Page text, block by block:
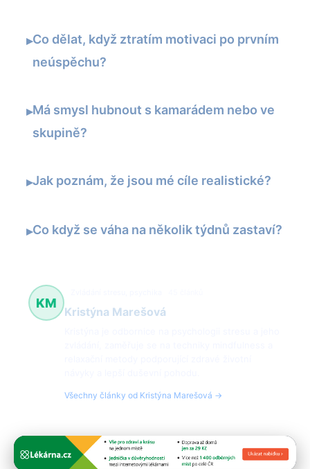
▸Co dělat, když ztratím motivaci po prvním
neúspěchu?
▸Má smysl hubnout s kamarádem nebo ve
skupině?
▸Jak poznám, že jsou mé cíle realistické?
▸Co když se váha na několik týdnů zastaví?
KM
Kristýna Marešová
Všechny články od Kristýna Marešová →